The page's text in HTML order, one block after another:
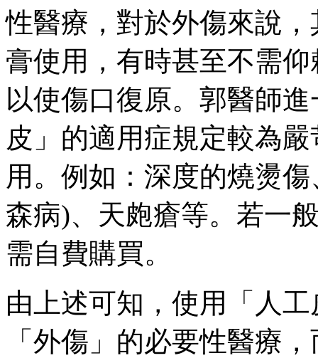
性醫療，對於外傷來說
膏使用，有時甚至不需
以使傷口復原。郭醫師
皮」的適用症規定較為
用。例如：深度的燒燙
森病)、天皰瘡等。若一
需自費購買。
由上述可知，使用「人
「外傷」的必要性醫療